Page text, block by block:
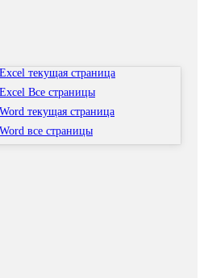
текущая страница
Все страницы
текущая страница
все страницы